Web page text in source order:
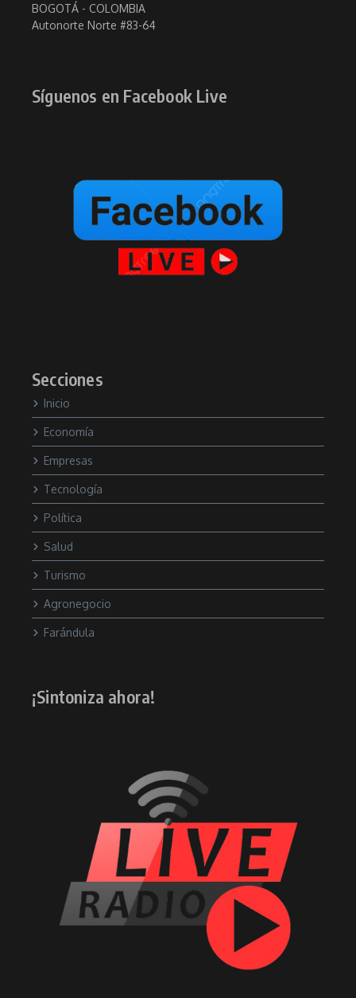
BOGOTÁ - COLOMBIA
Autonorte Norte #83-64
Síguenos en Facebook Live
Secciones
Inicio
Economía
Empresas
Tecnología
Política
Salud
Turismo
Agronegocio
Farándula
¡Sintoniza ahora!